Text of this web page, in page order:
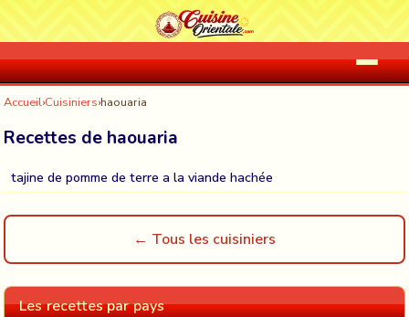
Accueil›Cuisiniers›haouaria
Recettes de haouaria
tajine de pomme de terre a la viande hachée
← Tous les cuisiniers
Les recettes par pays